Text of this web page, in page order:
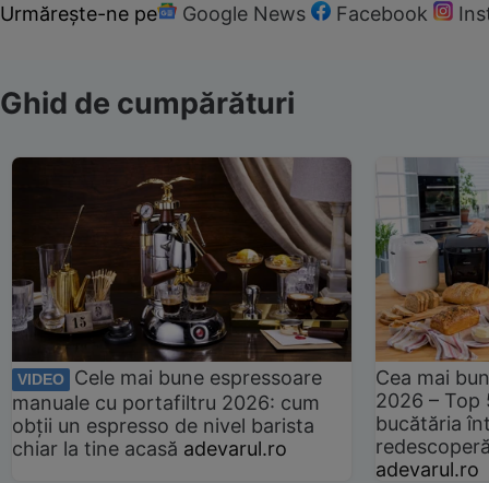
Urmărește-ne pe Google News Facebook
Ghid de cumpărături
VIDEO
Cele mai bune espressoare
manuale cu portafiltru 2026: cum
obții un espresso de nivel barista
chiar la tine acasă adevarul.ro
Cea mai
2026 –
bucătăria
adevarul.ro